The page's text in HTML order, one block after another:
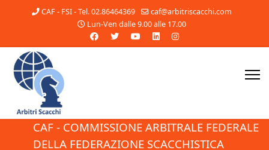
CAF - FSI - Tel. 02.86464369
caf@arbitriscacchi.com
Lun-Ven dalle 9.00 alle 17.00
CAF - COMMISSIONE ARBITRALE FEDERALE
DELLA FEDERAZIONE SCACCHISTICA